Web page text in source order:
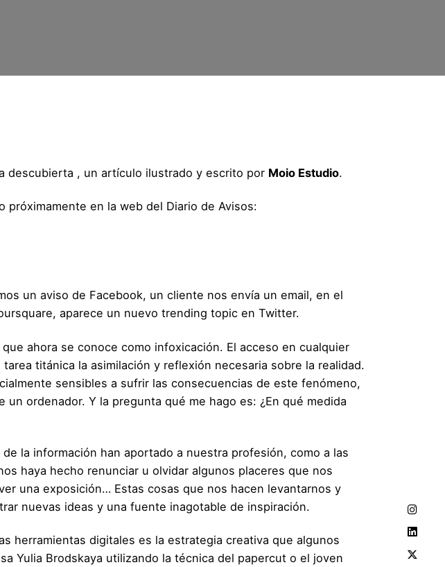
descubierta , un artículo ilustrado y escrito por Moio Estudio.
en la web del Diario de Avisos:
un aviso de Facebook, un cliente nos envía un email, en el
aparece un nuevo trending topic en Twitter.
ahora se conoce como infoxicación. El acceso en cualquier
titánica la asimilación y reflexión necesaria sobre la realidad.
sensibles a sufrir las consecuencias de este fenómeno,
ordenador. Y la pregunta qué me hago es: ¿En qué medida
la información han aportado a nuestra profesión, como a las
haya hecho renunciar u olvidar algunos placeres que nos
una exposición… Estas cosas que nos hacen levantarnos y
nuevas ideas y una fuente inagotable de inspiración.
herramientas digitales es la estrategia creativa que algunos
Yulia Brodskaya utilizando la técnica del papercut o el joven